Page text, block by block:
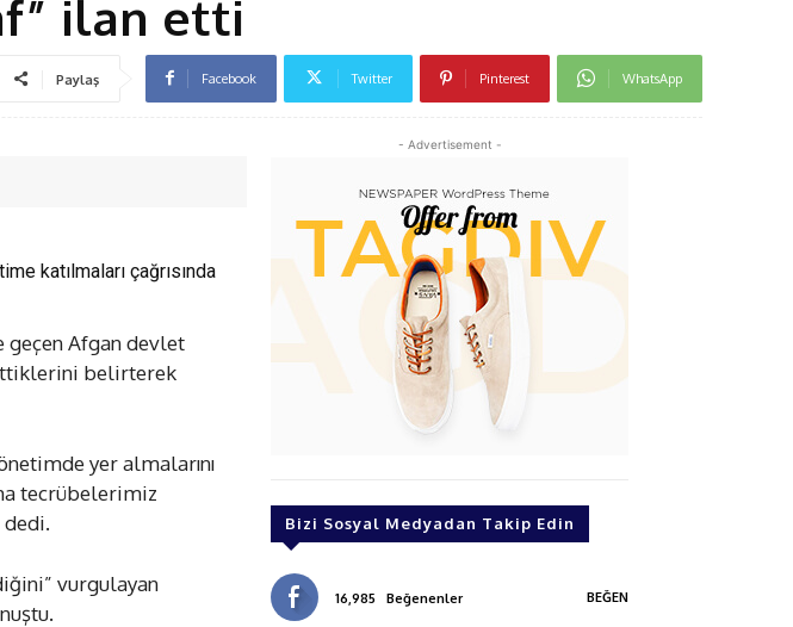
ilan etti
Paylaş Facebook Twitter Pinterest WhatsApp
katılmaları çağrısında
geçen Afgan devlet
ettiklerini belirterek
yer almalarını
tecrübelerimiz
vurgulayan
- Advertisement -
Bizi Sosyal Medyadan Takip Edin
16,985 Beğenenler BEĞEN